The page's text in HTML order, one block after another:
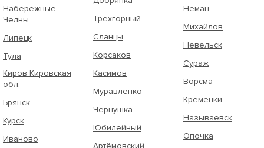
Набережные
Челны
Липецк
Тула
Киров Кировская
обл.
Брянск
Курск
Иваново
Трёхгорный
Сланцы
Корсаков
Касимов
Муравленко
Чернушка
Юбилейный
Артёмовский
Неман
Михайлов
Невельск
Сураж
Ворсма
Кремёнки
Называевск
Опочка